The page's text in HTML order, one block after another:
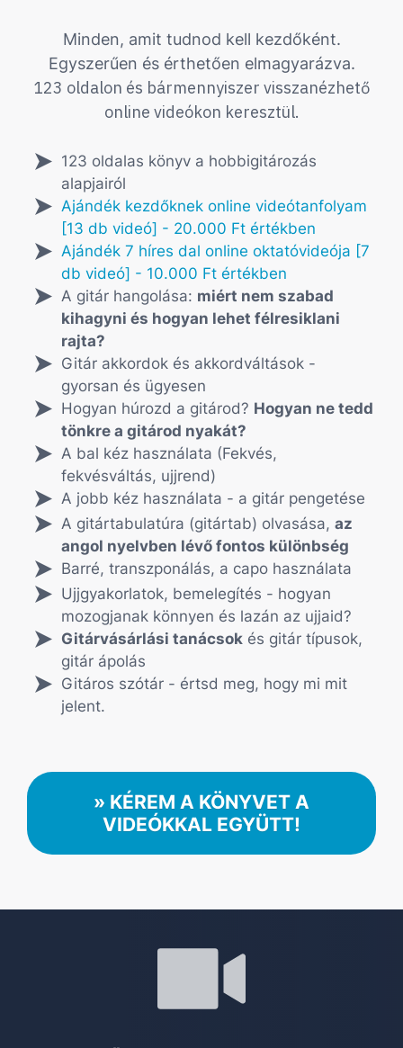
Minden, amit tudnod kell kezdőként.
Egyszerűen és érthetően elmagyarázva.
123 oldalon és bármennyiszer visszanézhető
online videókon keresztül.
123 oldalas könyv a hobbigitározás
alapjairól
Ajándék kezdőknek online videótanfolyam
[13 db videó] - 20.000 Ft értékben
Ajándék 7 híres dal online oktatóvideója [7
db videó] - 10.000 Ft értékben
A gitár hangolása: miért nem szabad
kihagyni és hogyan lehet félresiklani
rajta?
Gitár akkordok és akkordváltások -
gyorsan és ügyesen
Hogyan húrozd a gitárod? Hogyan ne tedd
tönkre a gitárod nyakát?
A bal kéz használata (Fekvés,
fekvésváltás, ujjrend)
A jobb kéz használata - a gitár pengetése
A gitártabulatúra (gitártab) olvasása, az
angol nyelvben lévő fontos különbség
Barré, transzponálás, a capo használata
Ujjgyakorlatok, bemelegítés - hogyan
mozogjanak könnyen és lazán az ujjaid?
Gitárvásárlási tanácsokés gitár típusok,
gitár ápolás
Gitáros szótár - értsd meg, hogy mi mit
jelent.
» KÉREM A KÖNYVET A
VIDEÓKKAL EGYÜTT!